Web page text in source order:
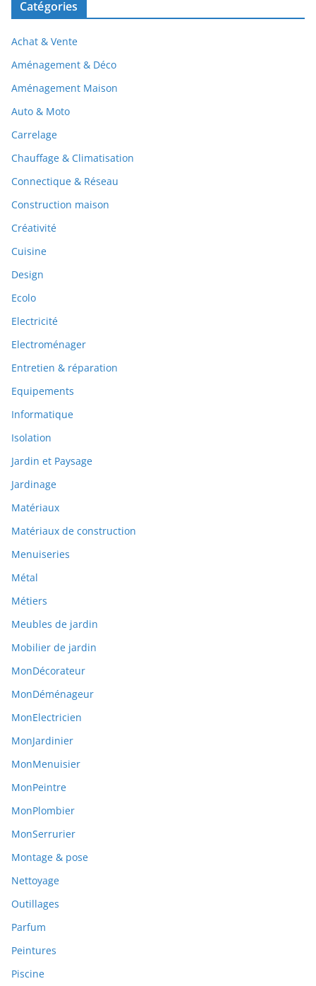
Catégories
Achat & Vente
Aménagement & Déco
Aménagement Maison
Auto & Moto
Carrelage
Chauffage & Climatisation
Connectique & Réseau
Construction maison
Créativité
Cuisine
Design
Ecolo
Electricité
Electroménager
Entretien & réparation
Equipements
Informatique
Isolation
Jardin et Paysage
Jardinage
Matériaux
Matériaux de construction
Menuiseries
Métal
Métiers
Meubles de jardin
Mobilier de jardin
MonDécorateur
MonDéménageur
MonElectricien
MonJardinier
MonMenuisier
MonPeintre
MonPlombier
MonSerrurier
Montage & pose
Nettoyage
Outillages
Parfum
Peintures
Piscine